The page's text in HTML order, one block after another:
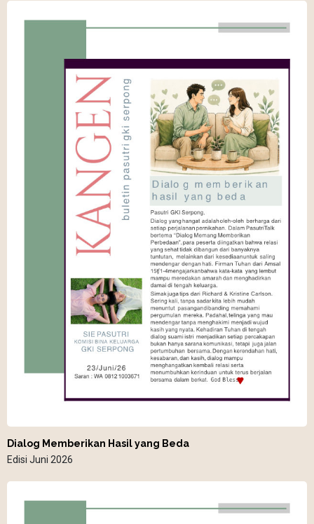
Dialog Memberikan Hasil yang Beda
Edisi Juni 2026